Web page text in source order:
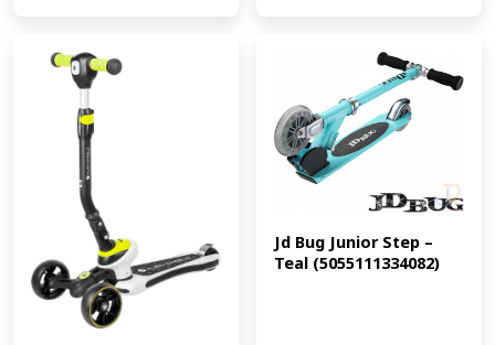
Jd Bug Junior Step –
Teal (5055111334082)